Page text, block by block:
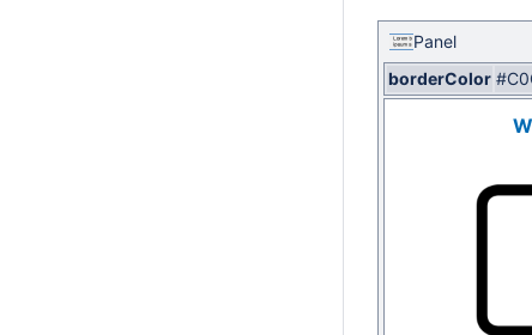
Panel
borderColor